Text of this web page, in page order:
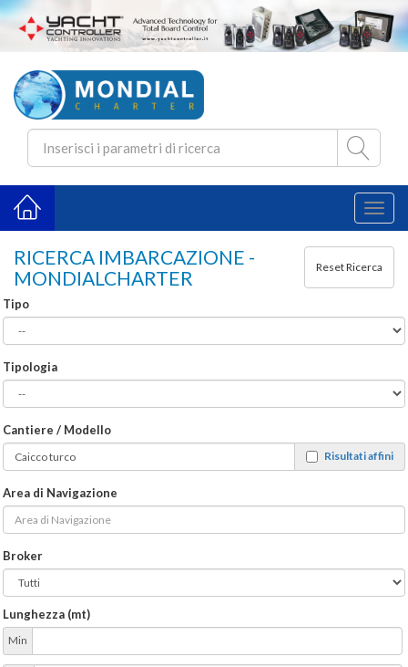
RICERCA IMBARCAZIONE -
MONDIALCHARTER
Tipo
Tipologia
Cantiere / Modello
Risultati affini
Area di Navigazione
Broker
Lunghezza (mt)
Min